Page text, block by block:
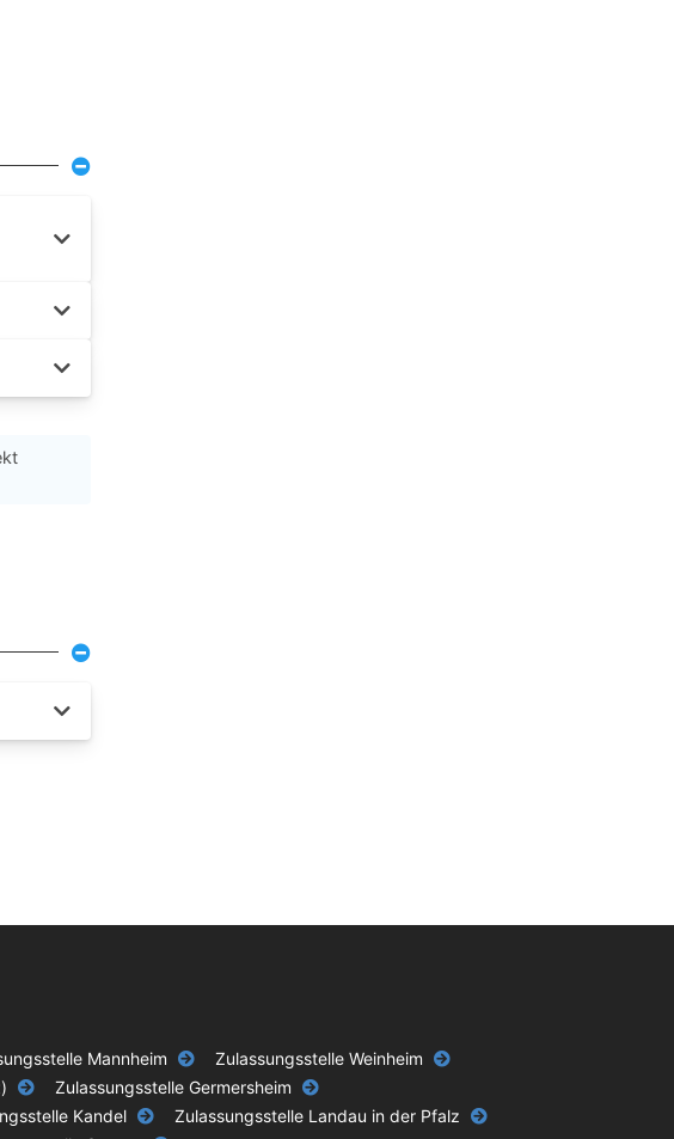
Mannheim
Zulassungsstelle Weinheim
Zulassungsstelle Germersheim
Kandel
Zulassungsstelle Landau in der Pfalz